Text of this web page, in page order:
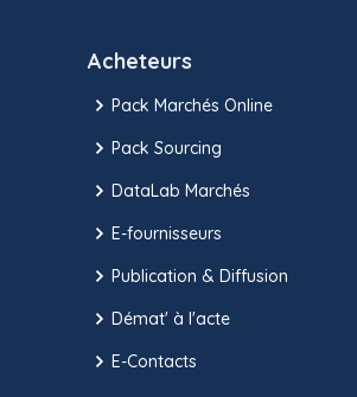
Acheteurs
Pack Marchés Online
Pack Sourcing
DataLab Marchés
E-fournisseurs
Publication & Diffusion
Démat' à l'acte
E-Contacts